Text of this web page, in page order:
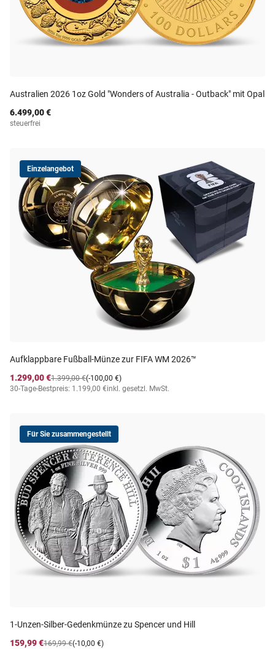
Australien 2026 1oz Gold "Wonders of Australia - Outback" mit Opal
6.499,00 €
steuerfrei
Einzelangebot
Aufklappbare Fußball-Münze zur FIFA WM 2026™
1.299,00 €
(-100,00 €)
1.399,00 €
30-Tage-Bestpreis: 1.199,00 €inkl. gesetzl. MwSt.
Für Sie zusammengestellt
1-Unzen-Silber-Gedenkmünze zu Spencer und Hill
159,99 €
(-10,00 €)
169,99 €